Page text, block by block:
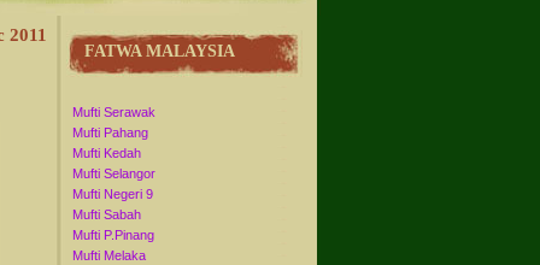
2011
FATWA MALAYSIA
Mufti Serawak
Mufti Pahang
Mufti Kedah
Mufti Selangor
Mufti Negeri 9
Mufti Sabah
Mufti P.Pinang
Mufti Melaka